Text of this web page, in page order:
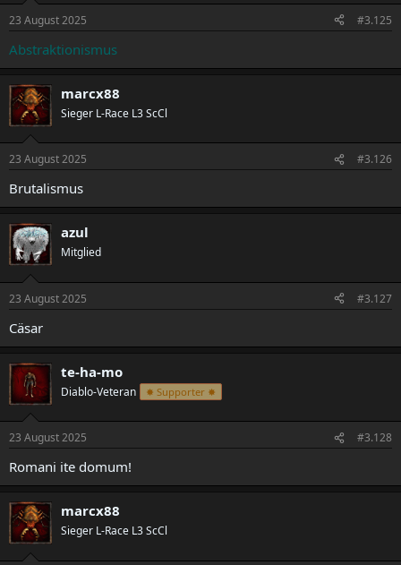
23 August 2025 #3.125
Abstraktionismus
marcx88
Sieger L-Race L3 ScCl
23 August 2025 #3.126
Brutalismus
azul
Mitglied
23 August 2025 #3.127
Cäsar
te-ha-mo
Diablo-Veteran ✸ Supporter ✸
23 August 2025 #3.128
Romani ite domum!
marcx88
Sieger L-Race L3 ScCl